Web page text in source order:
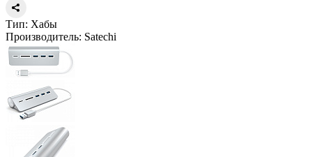
Тип: Хабы
Производитель: Satechi